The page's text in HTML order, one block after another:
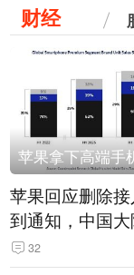
财经
苹果回应删除
到通知，中国
智能使用千问”功
32